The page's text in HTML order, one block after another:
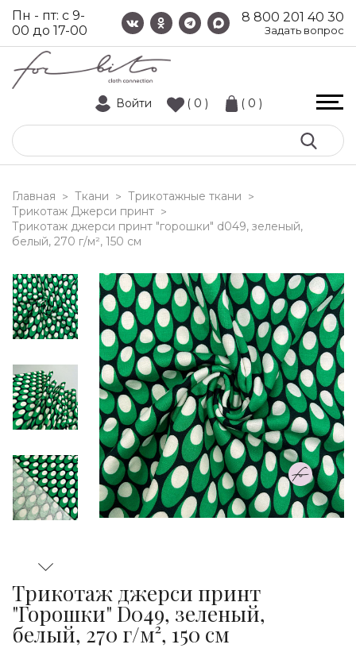
8 800 201 40 30
Задать вопрос
Пн - пт: с 9-
00 до 17-00
Войти ( 0 ) ( 0 )
Главная > Ткани > Трикотажные ткани >
Трикотаж Джерси принт >
трикотаж джерси принт "горошки" d049, зеленый,
белый, 270 г/м², 150 см
Трикотаж джерси принт
"Горошки" D049, зеленый,
белый, 270 г/м², 150 см